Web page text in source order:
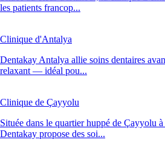
les patients francop...
Clinique d'Antalya
Dentakay Antalya allie soins dentaires
relaxant — idéal pou...
Clinique de Çayyolu
Située dans le quartier huppé de Çayyolu
Dentakay propose des soi...